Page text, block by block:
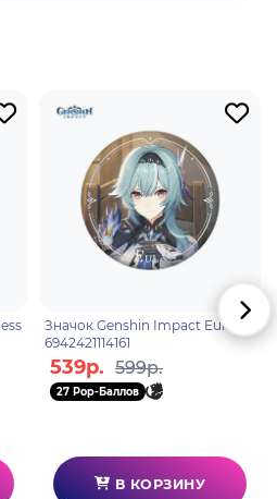
персонаж Анемо Усии.
у своего брата Лайни.
и после того, как
дворянина, она
и "ушами" в Доме
Значок Genshin Impact Eula
6942421114161
539р. 599р.
27 Pop-Баллов
В КОРЗИНУ